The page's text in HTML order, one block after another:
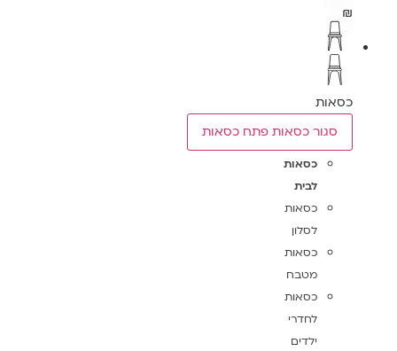
₪
כסאות
סגור כסאות פתח כסאות
כסאות
לבית
כסאות
לסלון
כסאות
מטבח
כסאות
לחדרי
ילדים